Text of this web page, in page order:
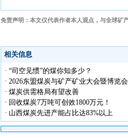
免责声明：本文仅代表作者本人观点，与全球矿
相关信息
· “司空见惯”的煤你知多少？
· 2026东盟煤炭与矿产矿业大会暨博览会
· 煤炭供需格局有望改善
· 回收煤炭7万吨可创效1800万元！
· 山西煤炭先进产能占比达83%以上